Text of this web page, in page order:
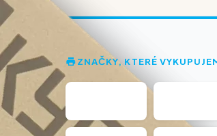
ZNAČKY, KTERÉ